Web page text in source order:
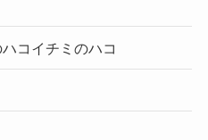
コイチミのハコ